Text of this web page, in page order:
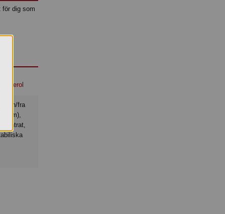
för dig som
Läckerol